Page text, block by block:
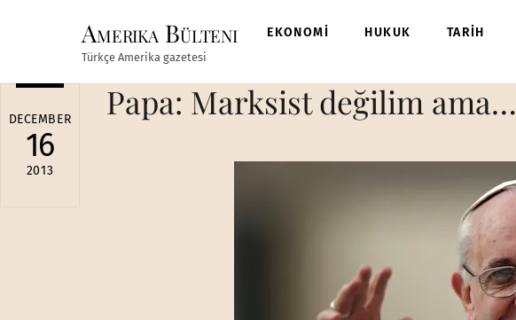
Amerika Bülteni
Türkçe Amerika gazetesi
EKONOMİ HUKUK TARİH
DECEMBER
16
2013
Papa: Marksist değilim ama…